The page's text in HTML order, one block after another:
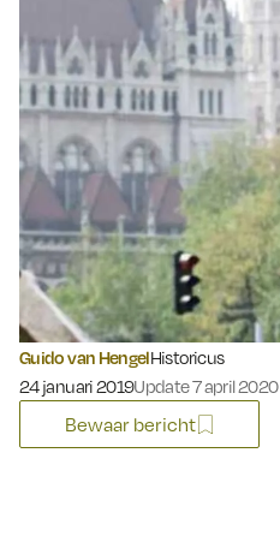
Guido van HengelHistoricus
Gepubliceerd op:
24 januari 2019Update 7 april 2020
Bewaar bericht